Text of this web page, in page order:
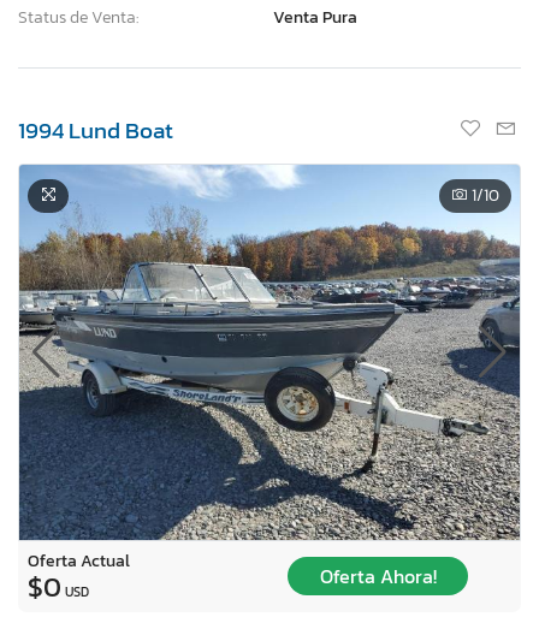
Status de Venta:
Venta Pura
1994 Lund Boat
1/10
Oferta Actual
$0 USD
Oferta Ahora!